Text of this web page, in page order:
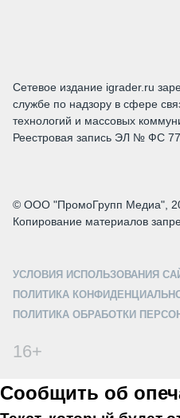
Сетевое издание igrader.ru
службе по надзору в сфере
технологий и массовых
Реестровая запись ЭЛ № ФС
© ООО "ПромоГрупп Медиа",
Копирование материалов
УСЛОВИЯ ИСПОЛЬЗОВАНИЯ
ПОЛИТИКА
ПОЛИТИКА ОБРАБОТКИ
16+
Сообщить об